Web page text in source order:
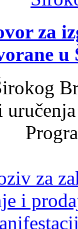
za
u